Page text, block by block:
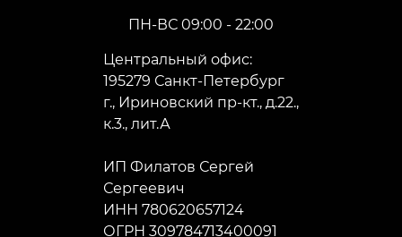
ПН-ВС 09:00 - 22:00
Центральный офис:
195279 Санкт-Петербург
г., Ириновский пр-кт., д.22.,
к.3., лит.А
ИП Филатов Сергей
Сергеевич
ИНН 780620657124
ОГРН 309784713400091